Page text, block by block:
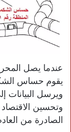
عندما يصل
يقوم حساس
ويرسل البيانات
وتحسين الاقتصاد
الصادرة من